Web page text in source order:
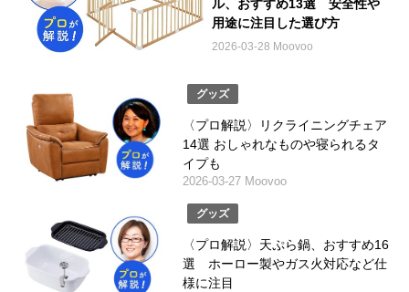
ル、おすすめ13選 安全性や
用途に注目した選び方
2026-03-28 Moovoo
グッズ
〈プロ解説〉リクライニングチェア
14選 おしゃれなものや寝られるタ
イプも
2026-03-27 Moovoo
グッズ
〈プロ解説〉天ぷら鍋、おすすめ16
選 ホーロー製やガス火対応など仕
様に注目